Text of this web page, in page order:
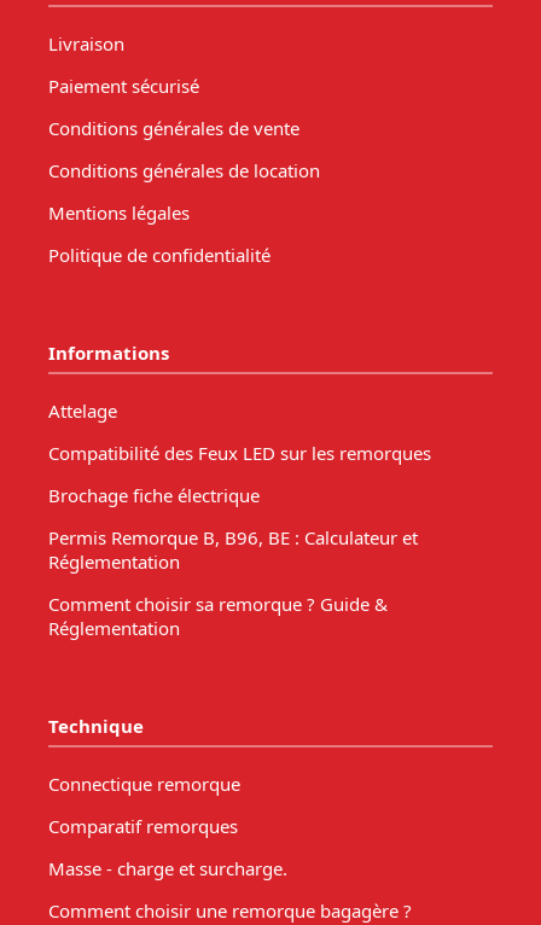
Livraison
Paiement sécurisé
Conditions générales de vente
Conditions générales de location
Mentions légales
Politique de confidentialité
Informations
Attelage
Compatibilité des Feux LED sur les remorques
Brochage fiche électrique
Permis Remorque B, B96, BE : Calculateur et
Réglementation
Comment choisir sa remorque ? Guide &
Réglementation
Technique
Connectique remorque
Comparatif remorques
Masse - charge et surcharge.
Comment choisir une remorque bagagère ?